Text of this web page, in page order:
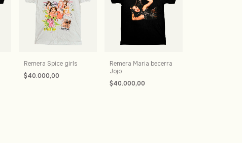
Remera Spice girls
$40.000,00
Remera Maria becerra
Jojo
$40.000,00